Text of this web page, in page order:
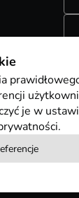
je w